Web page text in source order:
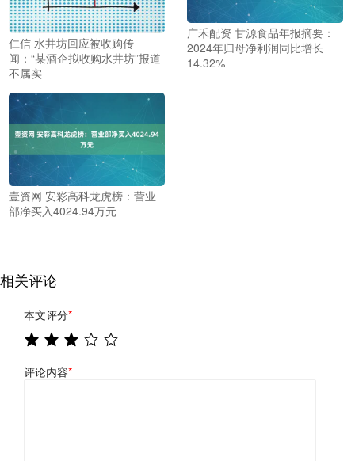
仁信 水井坊回应被收购传
闻：“某酒企拟收购水井坊”报道
不属实
广禾配资 甘源食品年报摘要：
2024年归母净利润同比增长
14.32%
壹资网 安彩高科龙虎榜：营业
部净买入4024.94万元
相关评论
本文评分*
评论内容*